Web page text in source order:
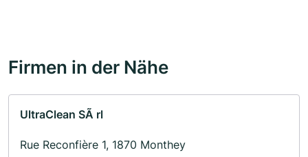
Firmen in der Nähe
UltraClean SÃ rl
Rue Reconfière 1, 1870 Monthey